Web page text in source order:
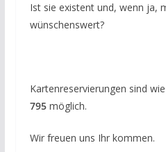
Ist sie existent und, wenn ja,
wünschenswert?
Kartenreservierungen sind
795möglich.
Wir freuen uns Ihr kommen.